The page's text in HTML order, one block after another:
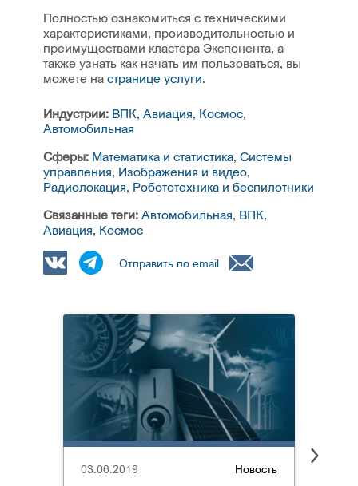
Полностью ознакомиться с техническими
характеристиками, производительностью и
преимуществами кластера Экспонента, а
также узнать как начать им пользоваться, вы
можете на странице услуги.
Индустрии: ВПК, Авиация, Космос,
Автомобильная
Сферы: Математика и статистика, Системы
управления, Изображения и видео,
Радиолокация, Робототехника и беспилотники
Связанные теги: Автомобильная, ВПК,
Авиация, Космос
Отправить по email
Новость
03.06.2019